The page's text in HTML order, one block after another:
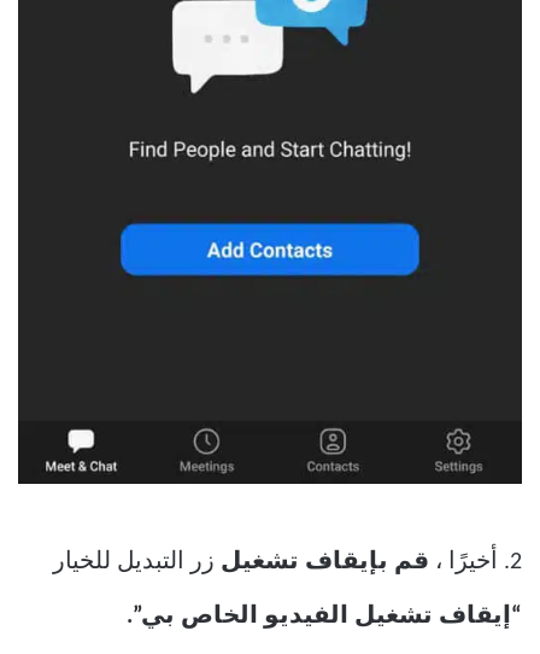
2. أخيرًا ، قم بإيقاف تشغيل زر التبديل للخيار
“إيقاف تشغيل الفيديو الخاص بي”.